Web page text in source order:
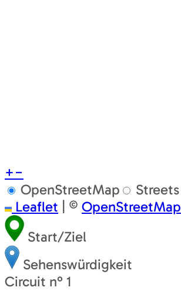
+−
OpenStreetMap
Streets
Leaflet | © OpenStreetMap
Start/Ziel
Sehenswürdigkeit
Circuit n° 1